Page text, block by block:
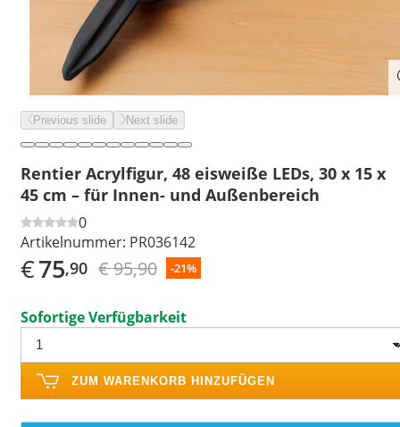
Previous slide Next slide
Rentier Acrylfigur, 48 eisweiße LEDs, 30 x 15 x
45 cm – für Innen- und Außenbereich
0
Artikelnummer: PR036142
€75,90 € 95,90 -21%
Sofortige Verfügbarkeit
ZUM WARENKORB HINZUFÜGEN